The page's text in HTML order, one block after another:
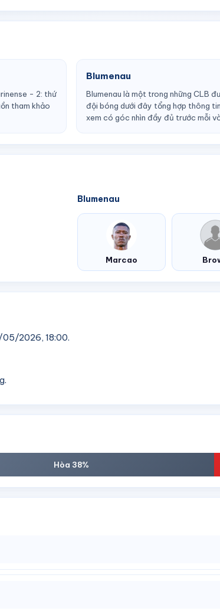
- 2: thứ
tham khảo
Blumenau
Blumenau là một trong những CLB
đội bóng dưới đây tổng hợp thông
xem có góc nhìn đầy đủ trước mỗi
Blumenau
Marcao
2026, 18:00.
Hòa 38%